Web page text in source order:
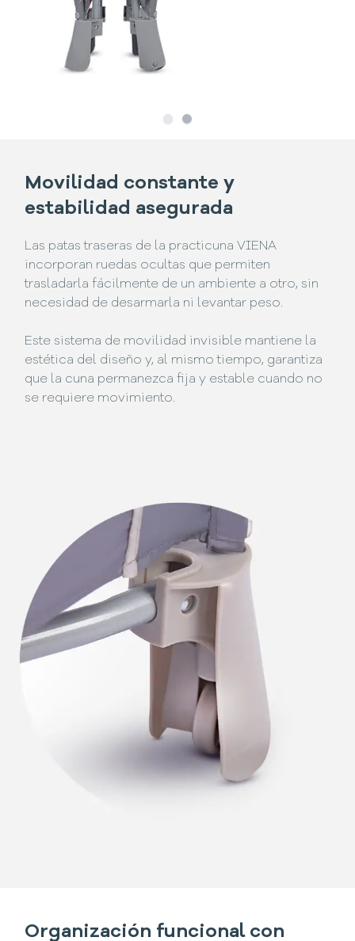
SlideSlide
Movilidad constante y
estabilidad asegurada
Las patas traseras de la practicuna VIENA
incorporan ruedas ocultas que permiten
trasladarla fácilmente de un ambiente a otro, sin
necesidad de desarmarla ni levantar peso.
Este sistema de movilidad invisible mantiene la
estética del diseño y, al mismo tiempo, garantiza
que la cuna permanezca fija y estable cuando no
se requiere movimiento.
Organización funcional con